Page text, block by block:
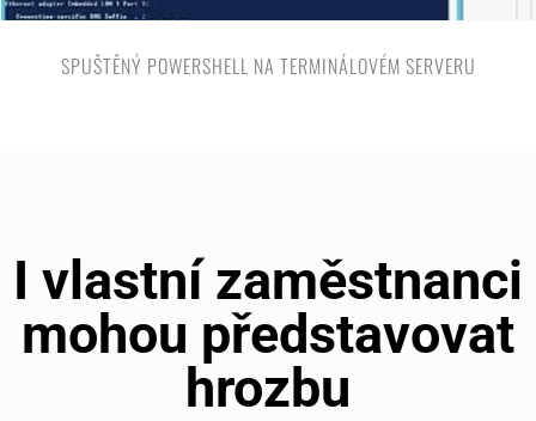
SPUŠTĚNÝ POWERSHELL NA TERMINÁLOVÉM SERVERU
I vlastní zaměstnanci
mohou představovat
hrozbu